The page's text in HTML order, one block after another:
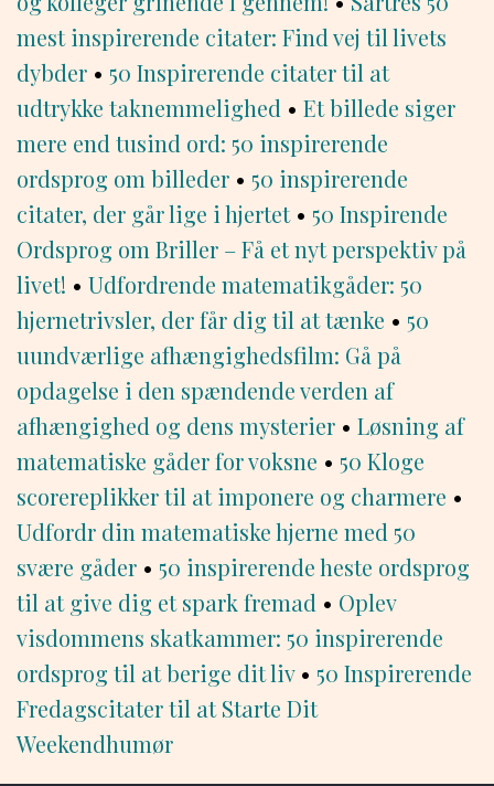
mest inspirerende citater: Find vej til livets
dybder • 50 Inspirerende citater til at
udtrykke taknemmelighed • Et billede siger
mere end tusind ord: 50 inspirerende
ordsprog om billeder • 50 inspirerende
citater, der går lige i hjertet• 50 Inspirende
Ordsprog om Briller – Få et nyt perspektiv på
livet! • Udfordrende matematikgåder: 50
hjernetrivsler, der får dig til at tænke • 50
uundværlige afhængighedsfilm: Gå på
opdagelse i den spændende verden af
afhængighed og dens mysterier • Løsning af
matematiske gåder for voksne • 50 Kloge
scorereplikker til at imponere og charmere •
Udfordr din matematiske hjerne med 50
svære gåder • 50 inspirerende heste ordsprog
til at give dig et spark fremad • Oplev
visdommens skatkammer: 50 inspirerende
ordsprog til at berige dit liv• 50 Inspirerende
Fredagscitater til at Starte Dit
Weekendhumør